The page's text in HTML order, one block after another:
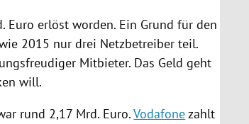
erlöst worden. Ein Grund für den
2015 nur drei Netzbetreiber teil.
Mitbieter. Das Geld geht
will.
rund 2,17 Mrd. Euro.Vodafonezahlt